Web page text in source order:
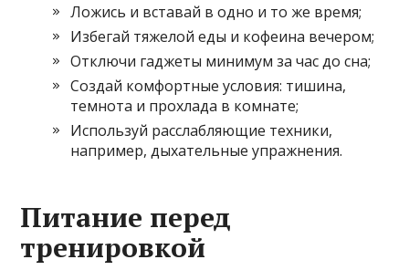
Ложись и вставай в одно и то же время;
Избегай тяжелой еды и кофеина вечером;
Отключи гаджеты минимум за час до сна;
Создай комфортные условия: тишина,
темнота и прохлада в комнате;
Используй расслабляющие техники,
например, дыхательные упражнения.
Питание перед
тренировкой